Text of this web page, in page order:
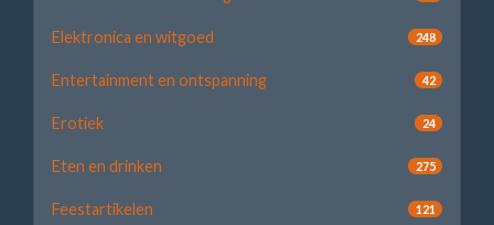
Elektronica en witgoed 248
Entertainment en ontspanning 42
Erotiek 24
Eten en drinken 275
Feestartikelen 121